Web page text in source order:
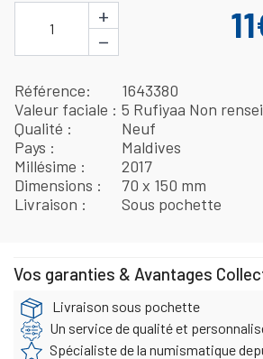
1
+
−
Référence
1643380
Valeur faciale
5 Rufiyaa Non
Qualité
Neuf
Pays
Maldives
Millésime
2017
Dimensions
70 x 150 mm
Livraison
Sous pochette
Vos garanties & Avantages
Livraison sous pochette
Un service de qualité et
Spécialiste de la numismatique